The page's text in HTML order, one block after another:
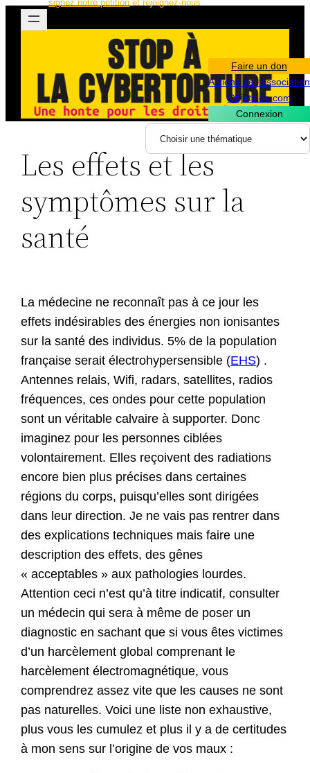
Aller
Faire un don
Actions de l’association
Objets de com
Connexion
signez notre pétition et rejoignez-nous
Les effets et les
symptômes sur la
santé
La médecine ne reconnaît pas à ce jour les
effets indésirables des énergies non ionisantes
sur la santé des individus. 5% de la population
française serait électrohypersensible (EHS) .
Antennes relais, Wifi, radars, satellites, radios
fréquences, ces ondes pour cette population
sont un véritable calvaire à supporter. Donc
imaginez pour les personnes ciblées
volontairement. Elles reçoivent des radiations
encore bien plus précises dans certaines
régions du corps, puisqu’elles sont dirigées
dans leur direction. Je ne vais pas rentrer dans
des explications techniques mais faire une
description des effets, des gênes
« acceptables » aux pathologies lourdes.
Attention ceci n’est qu’à titre indicatif, consulter
un médecin qui sera à même de poser un
diagnostic en sachant que si vous êtes victimes
d’un harcèlement global comprenant le
harcèlement électromagnétique, vous
comprendrez assez vite que les causes ne sont
pas naturelles. Voici une liste non exhaustive,
plus vous les cumulez et plus il y a de certitudes
à mon sens sur l’origine de vos maux :